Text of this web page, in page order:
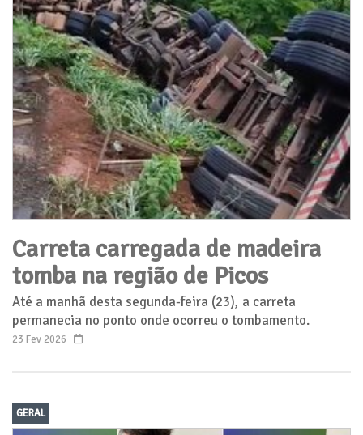
Carreta carregada de madeira
tomba na região de Picos
Até a manhã desta segunda-feira (23), a carreta
permanecia no ponto onde ocorreu o tombamento.
23 Fev 2026
GERAL